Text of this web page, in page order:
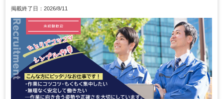
掲載終了日：2026/8/11